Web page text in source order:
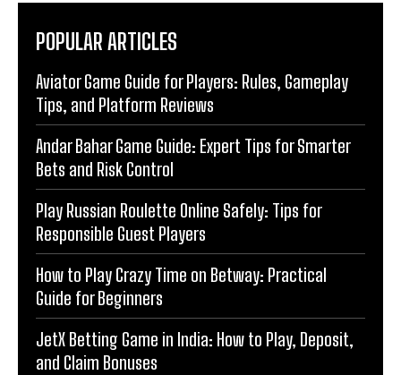
POPULAR ARTICLES
Aviator Game Guide for Players: Rules, Gameplay
Tips, and Platform Reviews
Andar Bahar Game Guide: Expert Tips for Smarter
Bets and Risk Control
Play Russian Roulette Online Safely: Tips for
Responsible Guest Players
How to Play Crazy Time on Betway: Practical
Guide for Beginners
JetX Betting Game in India: How to Play, Deposit,
and Claim Bonuses